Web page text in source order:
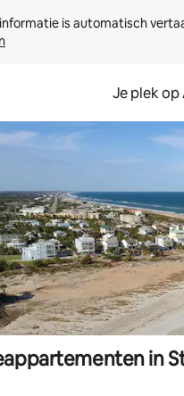
is automatisch
Je plek
in